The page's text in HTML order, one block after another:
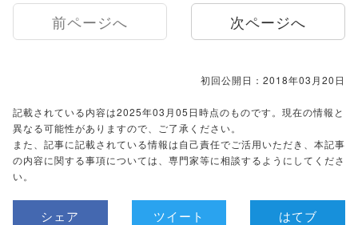
前ページへ 次ページへ
初回公開日：2018年03月20日
記載されている内容は2025年03月05日時点のものです。現在の情報と
異なる可能性がありますので、ご了承ください。
また、記事に記載されている情報は自己責任でご活用いただき、本記事
の内容に関する事項については、専門家等に相談するようにしてくださ
い。
シェア ツイート はてブ